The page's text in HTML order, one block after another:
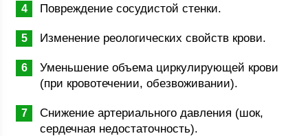
Повреждение сосудистой стенки.
Изменение реологических свойств крови.
Уменьшение объема циркулирующей крови
(при кровотечении, обезвоживании).
Снижение артериального давления (шок,
сердечная недостаточность).